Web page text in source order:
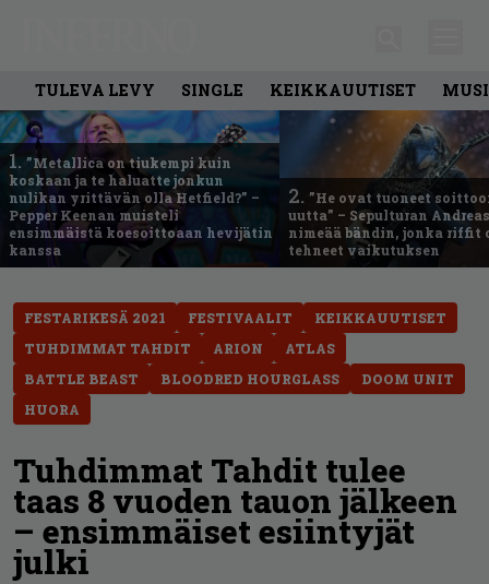
TULEVA LEVY SINGLE KEIKKAUUTISET
1. ”Metallica on tiukempi kuin
koskaan ja te haluatte jonkun
nulikan yrittävän olla Hetfield?” –
Pepper Keenan muisteli
ensimmäistä koesoittoaan hevijätin
kanssa
2. ”He ovat tuoneet
uutta” – Sepulturan
nimeää bändin, jonka riffit
tehneet vaikutuksen
FESTARIKESÄ 2021 FESTIVAALIT
KEIKKAUUTISET
TUHDIMMAT TAHDIT
ARION
ATLAS
BATTLE BEAST
BLOODRED HOURGLASS
DOOM UNIT
HUORA
Tuhdimmat Tahdit tulee
taas 8 vuoden tauon jälkeen
– ensimmäiset esiintyjät
julki